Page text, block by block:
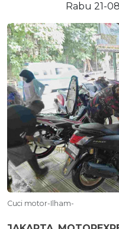
Rabu 21-
Cuci motor-Ilham-